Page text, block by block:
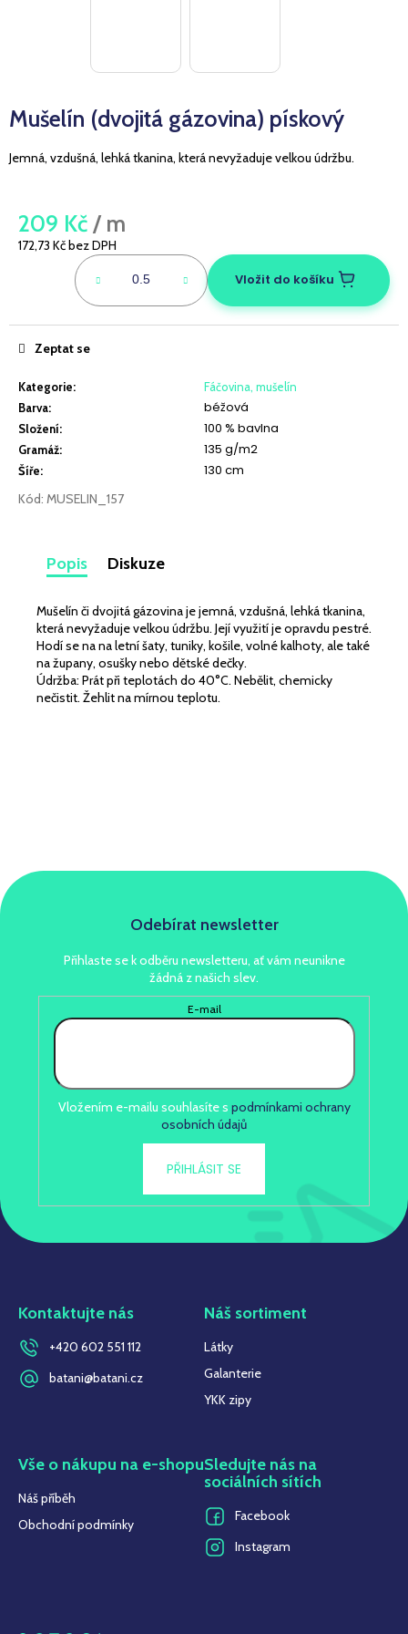
Mušelín (dvojitá gázovina) pískový
Jemná, vzdušná, lehká tkanina, která nevyžaduje velkou údržbu.
209 Kč / m
172,73 Kč bez DPH
Vložit do košíku
Kategorie:
Fáčovina, mušelín
Barva: béžová
Složení: 100 % bavlna
Gramáž: 135 g/m2
Šíře: 130 cm
Kód: MUSELIN_157
Zeptat se
Popis Diskuze
Mušelín či dvojitá gázovina je jemná, vzdušná, lehká tkanina,
která nevyžaduje velkou údržbu. Její využití je opravdu pestré.
Hodí se na na letní šaty, tuniky, košile, volné kalhoty, ale také
na župany, osušky nebo dětské dečky.
Údržba: Prát při teplotách do 40°C. Nebělit, chemicky
nečistit. Žehlit na mírnou teplotu.
?
p
o
u
č
u
j
e
m
TEPLÁKOVINA
ELASTICKÁ
EFEKT
MINT
SVĚTLÝ
345
Kč
Odebírat newsletter
Přihlaste se k odběru newsletteru, ať vám neunikne
žádná z našich slev.
E-mail
Vložením e-mailu souhlasíte s podmínkami ochrany
osobních údajů
PŘIHLÁSIT SE
Kontaktujte nás
+420 602 551 112
batani@batani.cz
Náš sortiment
Látky
Galanterie
YKK zipy
Vše o nákupu na e-shopu
Náš příběh
Obchodní podmínky
Sledujte nás na
sociálních sítích
Facebook
Instagram